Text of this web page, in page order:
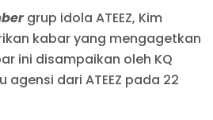
grup idola ATEEZ, Kim
kabar yang mengagetkan
ini disampaikan oleh KQ
agensi dari ATEEZ pada 22